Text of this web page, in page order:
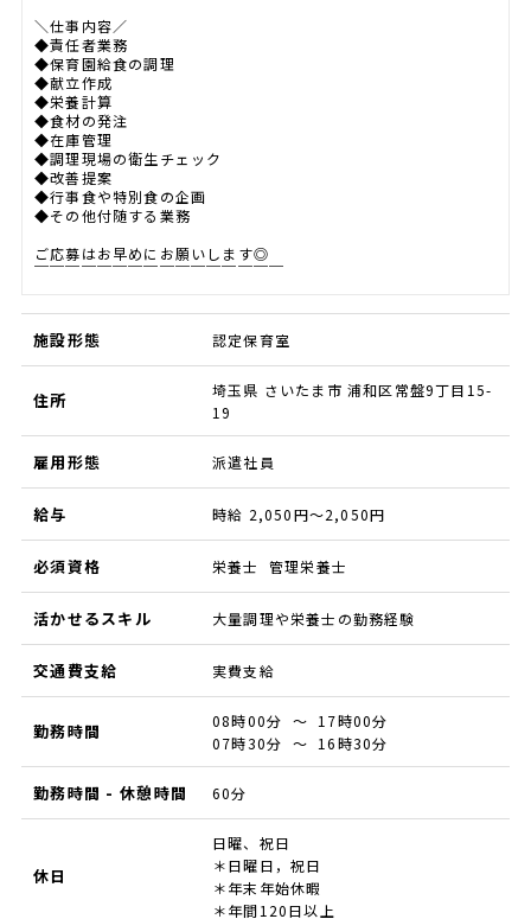
＼仕事内容／
◆責任者業務
◆保育園給食の調理
◆献立作成
◆栄養計算
◆食材の発注
◆在庫管理
◆調理現場の衛生チェック
◆改善提案
◆行事食や特別食の企画
◆その他付随する業務
ご応募はお早めにお願いします◎
￣￣￣￣￣￣￣￣￣￣￣￣￣￣￣￣
施設形態 認定保育室
住所
埼玉県 さいたま市 浦和区常盤9丁目15-
19
雇用形態 派遣社員
給与 時給 2,050円～2,050円
必須資格 栄養士 管理栄養士
活かせるスキル 大量調理や栄養士の勤務経験
交通費支給 実費支給
勤務時間
08時00分 ～ 17時00分
07時30分 ～ 16時30分
勤務時間 - 休憩時間 60分
休日
日曜、祝日
＊日曜日，祝日
＊年末年始休暇
＊年間120日以上